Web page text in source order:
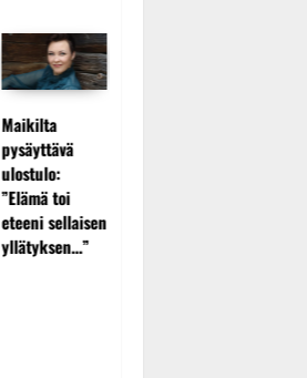
Maikilta
pysäyttävä
ulostulo:
”Elämä toi
eteeni sellaisen
yllätyksen…”